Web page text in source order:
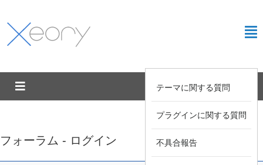
テーマに関する質問
プラグインに関する質問
不具合報告
フォーラム - ログイン